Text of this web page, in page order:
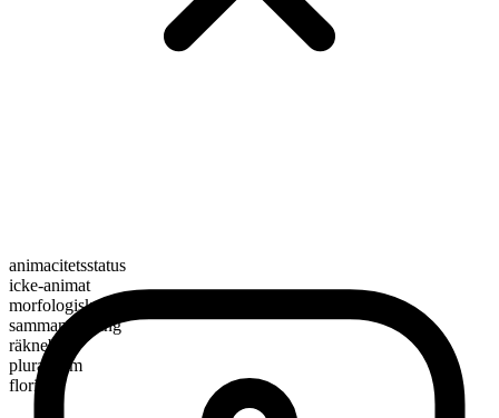
animacitetsstatus
icke-animat
morfologisk sammansättning
sammansättning
räknebart
pluralform
florists